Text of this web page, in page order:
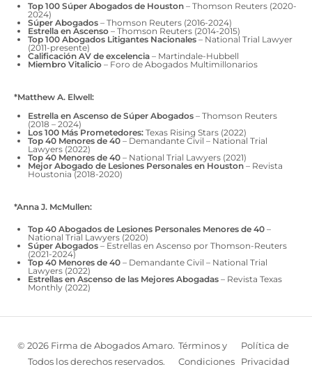
Top 100 Súper Abogados de Houston – Thomson Reuters (2020-
2024)
Súper Abogados – Thomson Reuters (2016-2024)
Estrella en Ascenso – Thomson Reuters (2014-2015)
Top 100 Abogados Litigantes Nacionales – National Trial Lawyer
(2011-presente)
Calificación AV de excelencia – Martindale-Hubbell
Miembro Vitalicio – Foro de Abogados Multimillonarios
*Matthew A. Elwell:
Estrella en Ascenso de Súper Abogados – Thomson Reuters
(2018 – 2024)
Los 100 Más Prometedores: Texas Rising Stars (2022)
Top 40 Menores de 40 – Demandante Civil – National Trial
Lawyers (2022)
Top 40 Menores de 40 – National Trial Lawyers (2021)
Mejor Abogado de Lesiones Personales en Houston– Revista
Houstonia (2018-2020)
*Anna J. McMullen:
Top 40 Abogados de Lesiones Personales Menores de 40 –
National Trial Lawyers (2020)
Súper Abogados – Estrellas en Ascenso por Thomson-Reuters
(2021-2024)
Top 40 Menores de 40 – Demandante Civil – National Trial
Lawyers (2022)
Estrellas en Ascenso de las Mejores Abogadas – Revista Texas
Monthly (2022)
© 2026 Firma de Abogados Amaro.
Todos los derechos reservados.
Términos y
Condiciones
Política de
Privacidad